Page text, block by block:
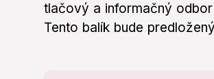
tlačový a informačný
Tento balík bude